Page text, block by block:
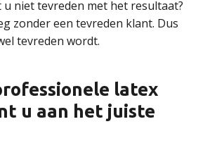
u niet tevreden met het resultaat?
zonder een tevreden klant. Dus
tevreden wordt.
latex
u aan het juiste